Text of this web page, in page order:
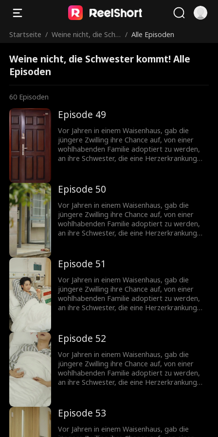
Startseite / Weine nicht, die Schw / Alle Episoden
Weine nicht, die Schwester kommt! Alle
Episoden
60 Episoden
Episode 49
Vor Jahren in einem Waisenhaus, gab die
jüngere Zwilling ihre Chance auf, von einer
wohlhabenden Familie adoptiert zu werden,
an ihre Schwester, die eine Herzerkrankung
spart keine Kosten, um nach ihrer Schwester
zu suchen. In der Zwischenzeit leidet die
jüngere Schwester unter einem schwierigen
Leben im Haus ihrer Schwiegereltern,
betrogen und schließlich bis zum Tod
geschädigt. Die ältere Schwester schwört,
Episode 50
Vor Jahren in einem Waisenhaus, gab die
jüngere Zwilling ihre Chance auf, von einer
wohlhabenden Familie adoptiert zu werden,
an ihre Schwester, die eine Herzerkrankung
spart keine Kosten, um nach ihrer Schwester
zu suchen. In der Zwischenzeit leidet die
jüngere Schwester unter einem schwierigen
Leben im Haus ihrer Schwiegereltern,
betrogen und schließlich bis zum Tod
geschädigt. Die ältere Schwester schwört,
Episode 51
Vor Jahren in einem Waisenhaus, gab die
jüngere Zwilling ihre Chance auf, von einer
wohlhabenden Familie adoptiert zu werden,
an ihre Schwester, die eine Herzerkrankung
spart keine Kosten, um nach ihrer Schwester
zu suchen. In der Zwischenzeit leidet die
jüngere Schwester unter einem schwierigen
Leben im Haus ihrer Schwiegereltern,
betrogen und schließlich bis zum Tod
geschädigt. Die ältere Schwester schwört,
Episode 52
Vor Jahren in einem Waisenhaus, gab die
jüngere Zwilling ihre Chance auf, von einer
wohlhabenden Familie adoptiert zu werden,
an ihre Schwester, die eine Herzerkrankung
spart keine Kosten, um nach ihrer Schwester
zu suchen. In der Zwischenzeit leidet die
jüngere Schwester unter einem schwierigen
Episode 53
Vor Jahren in einem Waisenhaus, gab die